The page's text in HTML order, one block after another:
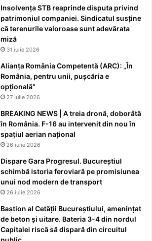
Insolvența STB reaprinde disputa privind
patrimoniul companiei. Sindicatul susține
că terenurile valoroase sunt adevărata
miză
31 iulie 2026
Alianța România Competentă (ARC): „În
România, pentru unii, pușcăria e
opțională”
27 iulie 2026
BREAKING NEWS | A treia dronă, doborâtă
în România. F-16 au intervenit din nou în
spațiul aerian național
26 iulie 2026
Dispare Gara Progresul. Bucureștiul
schimbă istoria feroviară pe promisiunea
unui nod modern de transport
26 iulie 2026
Bastion al Cetății Bucureștiului, amenințat
de beton și uitare. Bateria 3-4 din nordul
Capitalei riscă să dispară din circuitul